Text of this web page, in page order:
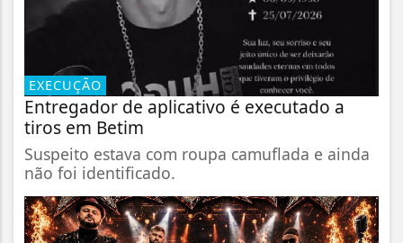
EXECUÇÃO
Entregador de aplicativo é executado a
tiros em Betim
Suspeito estava com roupa camuflada e ainda
não foi identificado.